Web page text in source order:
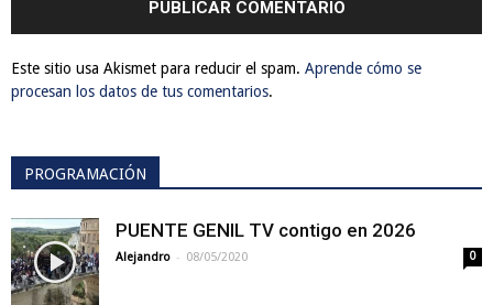
Este sitio usa Akismet para reducir el spam. Aprende cómo se
procesan los datos de tus comentarios.
PROGRAMACIÓN
PUENTE GENIL TV contigo en 2026
Alejandro - 08/05/2020 0